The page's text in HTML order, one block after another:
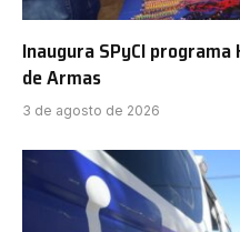
Inaugura SPyCI
de Armas
3 de agosto de 2026